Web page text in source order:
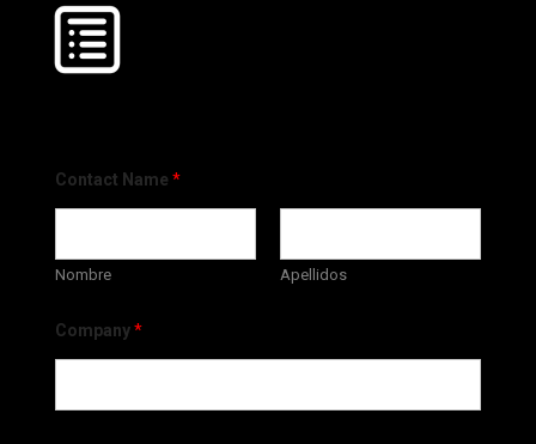
Contact Name *
Nombre Apellidos
Company*